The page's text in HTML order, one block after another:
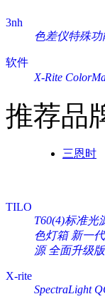
3nh
色差仪特殊
软件
X-Rite
推荐品
三恩时
TILO
T60(4)标准光
色灯箱 新一
源 全面升级
X-rite
SpectraLight